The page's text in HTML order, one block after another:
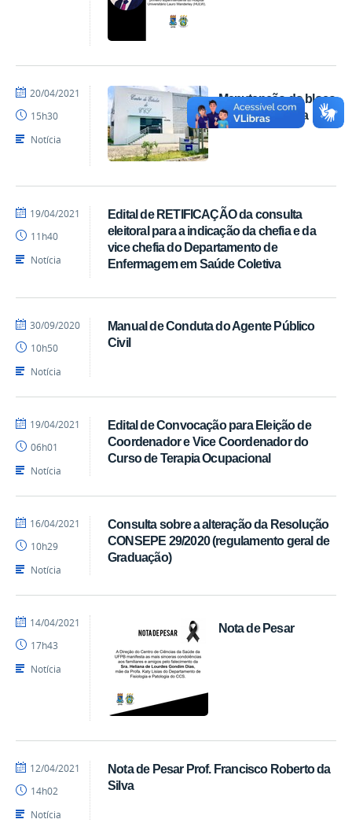
Manutenção do bloco
Péricles Gouveia
por
Batista
publicado
20/04/2021
15h30
Notícia
Edital de RETIFICAÇÃO da consulta
eleitoral para a indicação da chefia e da
vice chefia do Departamento de
Enfermagem em Saúde Coletiva
por
Batista
publicado
19/04/2021
11h40
Notícia
Manual de Conduta do Agente Público
Civil
por
Batista
publicado
30/09/2020
10h50
Notícia
Edital de Convocação para Eleição de
Coordenador e Vice Coordenador do
Curso de Terapia Ocupacional
por
Batista
publicado
19/04/2021
06h01
Notícia
Consulta sobre a alteração da Resolução
CONSEPE 29/2020 (regulamento geral de
Graduação)
por
Batista
publicado
16/04/2021
10h29
Notícia
Nota de Pesar
por
Batista
publicado
14/04/2021
17h43
Notícia
Nota de Pesar Prof. Francisco Roberto da
Silva
por
CCS
publicado
12/04/2021
14h02
Notícia